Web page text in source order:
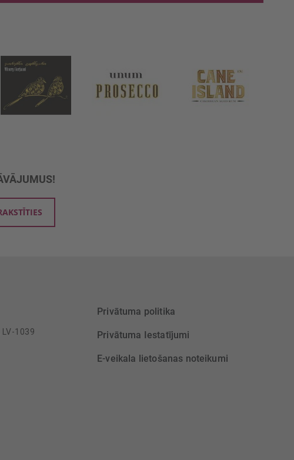
1039
Privātuma politika
Privātuma Iestatījumi
E-veikala lietošanas noteikumi